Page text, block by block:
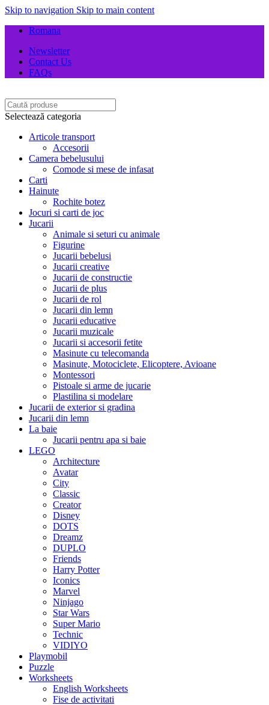
Skip to navigation Skip to main content
Romana
Newsletter
Contact Us
FAQs
Selectează categoria
Articole transport
Accesorii
Camera bebelusului
Comode si mese de infasat
Carti
Hainute
Rochite botez
Jocuri si carti de joc
Jucarii
Animale si seturi cu animale
Figurine
Jucarii bebelusi
Jucarii creative
Jucarii de constructie
Jucarii de plus
Jucarii de rol
Jucarii din lemn
Jucarii educative
Jucarii muzicale
Jucarii si accesorii fetite
Masinute cu telecomanda
Masinute, Motociclete, Elicoptere, Avioane
Montessori
Pistoale si arme de jucarie
Plastilina si modelare
Jucarii de exterior si gradina
Jucarii din lemn
La baie
Jucarii pentru apa si baie
LEGO
Architecture
Avatar
City
Classic
Creator
Disney
DOTS
Dreamz
DUPLO
Friends
Harry Potter
Iconics
Marvel
Ninjago
Star Wars
Super Mario
Technic
VIDIYO
Playmobil
Puzzle
Worksheets
English Worksheets
Fise de activitati